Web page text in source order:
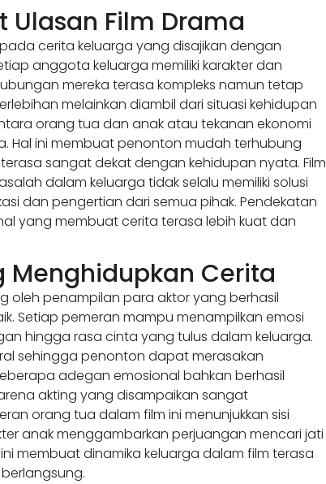
Ulasan Film Drama
cerita keluarga yang disajikan dengan
anggota keluarga memiliki karakter dan
mereka terasa kompleks namun tetap
melainkan diambil dari situasi kehidupan
orang tua dan anak atau tekanan ekonomi
Hal ini membuat penonton mudah terhubung
sangat dekat dengan kehidupan nyata. Film
dalam keluarga tidak selalu memiliki solusi
dan pengertian dari semua pihak. Pendekatan
yang membuat cerita terasa lebih kuat dan
Menghidupkan Cerita
oleh penampilan para aktor yang berhasil
Setiap pemeran mampu menampilkan emosi
hingga rasa cinta yang tulus dalam keluarga.
sehingga penonton dapat merasakan
adegan emosional bahkan berhasil
akting yang disampaikan sangat
orang tua dalam film ini menunjukkan sisi
anak menggambarkan perjuangan mencari jati
membuat dinamika keluarga dalam film terasa